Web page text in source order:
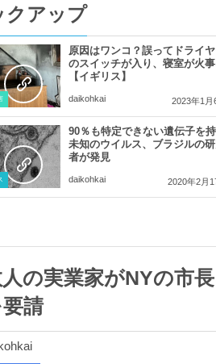
クアップ
原因はワンコ？誤ってドライ
のスイッチが入り、寝室が火
【イギリス】
daikohkai 2023年1月
90％も特定できない遺伝子を
未知のウイルス、ブラジルの
者が発見
daikohkai 2020年2月
の実業家がNYの市
請